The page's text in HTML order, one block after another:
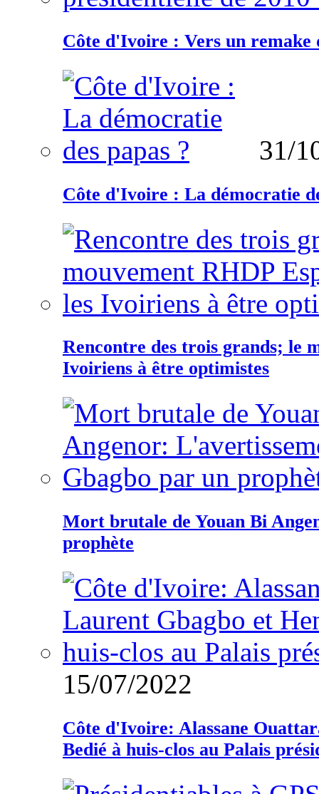
Côte d'Ivoire : Vers un remake
31/
Côte d'Ivoire : La démocratie
Rencontre des trois grands; le
Ivoiriens à être optimistes
Mort brutale de Youan Bi
prophète
15/07/2022
Côte d'Ivoire: Alassane
Bedié à huis-clos au Palais